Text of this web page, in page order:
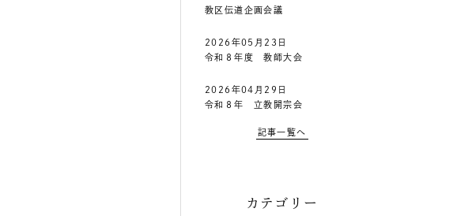
教区伝道企画会議
2026年05月23日
令和８年度 教師大会
2026年04月29日
令和８年 立教開宗会
記事一覧へ
カテゴリー